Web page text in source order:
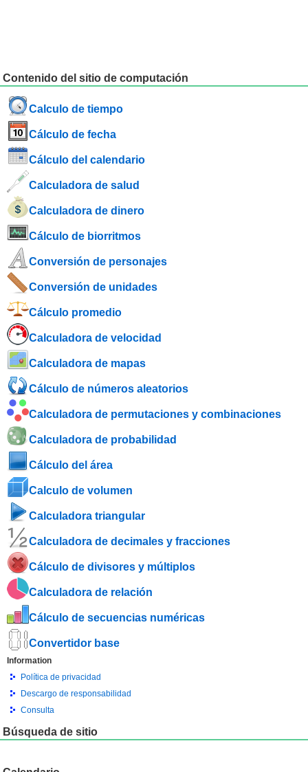
Contenido del sitio de computación
Calculo de tiempo
Cálculo de fecha
Cálculo del calendario
Calculadora de salud
Calculadora de dinero
Cálculo de biorritmos
Conversión de personajes
Conversión de unidades
Cálculo promedio
Calculadora de velocidad
Calculadora de mapas
Cálculo de números aleatorios
Calculadora de permutaciones y combinaciones
Calculadora de probabilidad
Cálculo del área
Calculo de volumen
Calculadora triangular
Calculadora de decimales y fracciones
Cálculo de divisores y múltiplos
Calculadora de relación
Cálculo de secuencias numéricas
Convertidor base
Information
Política de privacidad
Descargo de responsabilidad
Consulta
Búsqueda de sitio